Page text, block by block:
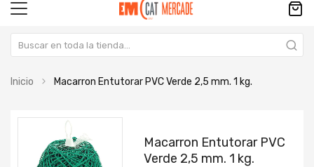
Inicio Macarron Entutorar PVC Verde 2,5 mm. 1 kg.
comienzoMacarron Entutorar PVC
Verde 2,5 mm. 1 kg.